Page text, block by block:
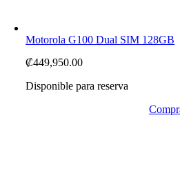
Motorola G100 Dual SIM 128GB
₡449,950.00
Disponible para reserva